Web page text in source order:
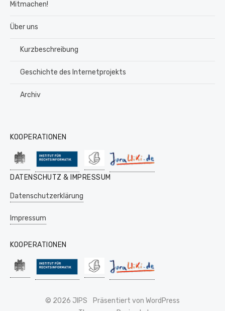
Mitmachen!
Über uns
Kurzbeschreibung
Geschichte des Internetprojekts
Archiv
KOOPERATIONEN
DATENSCHUTZ & IMPRESSUM
Datenschutzerklärung
Impressum
KOOPERATIONEN
© 2026 JIPS
Präsentiert von WordPress